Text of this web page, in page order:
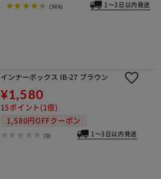
(506) 1～3日以内発送
インナーボックス IB-27 ブラウン
¥1,580
15ポイント(1倍)
1,580円OFFクーポン
(0) 1～3日以内発送